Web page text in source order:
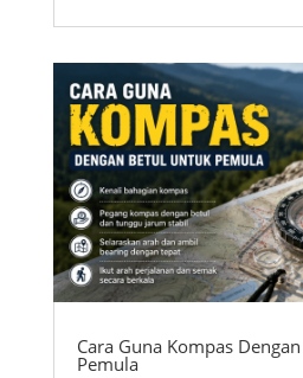
Cara Guna Kompas
Pemula